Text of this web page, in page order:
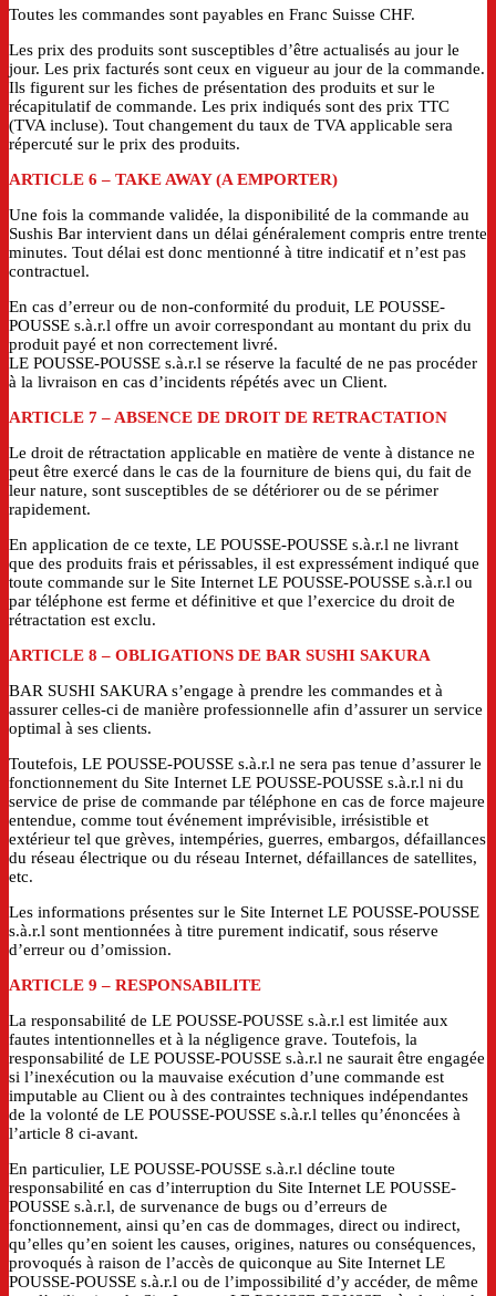
Toutes les commandes sont payables en Franc Suisse CHF.
Les prix des produits sont susceptibles d’être actualisés au jour le
jour. Les prix facturés sont ceux en vigueur au jour de la commande.
Ils figurent sur les fiches de présentation des produits et sur le
récapitulatif de commande. Les prix indiqués sont des prix TTC
(TVA incluse). Tout changement du taux de TVA applicable sera
répercuté sur le prix des produits.
ARTICLE 6– TAKE AWAY (A EMPORTER)
Une fois la commande validée, la disponibilité de la commande au
Sushis Bar intervient dans un délai généralement compris entre trente
minutes. Tout délai est donc mentionné à titre indicatif et n’est pas
contractuel.
En cas d’erreur ou de non-conformité du produit, LE POUSSE-
POUSSE s.à.r.l offre un avoir correspondant au montant du prix du
produit payé et non correctement livré.
LE POUSSE-POUSSE s.à.r.l se réserve la faculté de ne pas procéder
à la livraison en cas d’incidents répétés avec un Client.
ARTICLE 7 – ABSENCE DE DROIT DE RETRACTATION
Le droit de rétractation applicable en matière de vente à distance ne
peut être exercé dans le cas de la fourniture de biens qui, du fait de
leur nature, sont susceptibles de se détériorer ou de se périmer
rapidement.
En application de ce texte, LE POUSSE-POUSSE s.à.r.l ne livrant
que des produits frais et périssables, il est expressément indiqué que
toute commande sur le Site Internet LE POUSSE-POUSSE s.à.r.l ou
par téléphone est ferme et définitive et que l’exercice du droit de
rétractation est exclu.
ARTICLE 8– OBLIGATIONS DE BAR SUSHI SAKURA
BAR SUSHI SAKURA s’engage à prendre les commandes et à
assurer celles-ci de manière professionnelle afin d’assurer un service
optimal à ses clients.
Toutefois, LE POUSSE-POUSSE s.à.r.l ne sera pas tenue d’assurer le
fonctionnement du Site Internet LE POUSSE-POUSSE s.à.r.l ni du
service de prise de commande par téléphone en cas de force majeure
entendue, comme tout événement imprévisible, irrésistible et
extérieur tel que grèves, intempéries, guerres, embargos, défaillances
du réseau électrique ou du réseau Internet, défaillances de satellites,
etc.
Les informations présentes sur le Site Internet LE POUSSE-POUSSE
s.à.r.l sont mentionnées à titre purement indicatif, sous réserve
d’erreur ou d’omission.
ARTICLE 9– RESPONSABILITE
La responsabilité de LE POUSSE-POUSSE s.à.r.l est limitée aux
fautes intentionnelles et à la négligence grave. Toutefois, la
responsabilité de LE POUSSE-POUSSE s.à.r.l ne saurait être engagée
si l’inexécution ou la mauvaise exécution d’une commande est
imputable au Client ou à des contraintes techniques indépendantes
de la volonté de LE POUSSE-POUSSE s.à.r.l telles qu’énoncées à
l’article 8 ci-avant.
En particulier, LE POUSSE-POUSSE s.à.r.l décline toute
responsabilité en cas d’interruption du Site Internet LE POUSSE-
POUSSE s.à.r.l, de survenance de bugs ou d’erreurs de
fonctionnement, ainsi qu’en cas de dommages, direct ou indirect,
qu’elles qu’en soient les causes, origines, natures ou conséquences,
provoqués à raison de l’accès de quiconque au Site Internet LE
POUSSE-POUSSE s.à.r.l ou de l’impossibilité d’y accéder, de même